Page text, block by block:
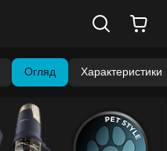
Огляд Характеристики